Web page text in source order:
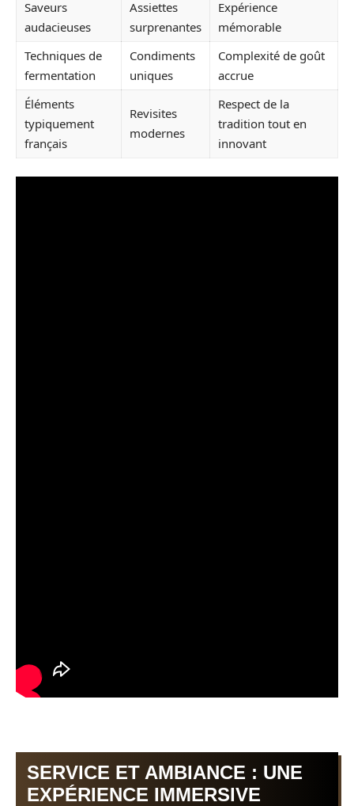
Saveurs
audacieuses
Assiettes
surprenantes
Expérience
mémorable
Techniques de
fermentation
Condiments
uniques
Complexité de goût
accrue
Éléments
typiquement
français
Revisites
modernes
Respect de la
tradition tout en
innovant
SERVICE ET AMBIANCE : UNE
EXPÉRIENCE IMMERSIVE